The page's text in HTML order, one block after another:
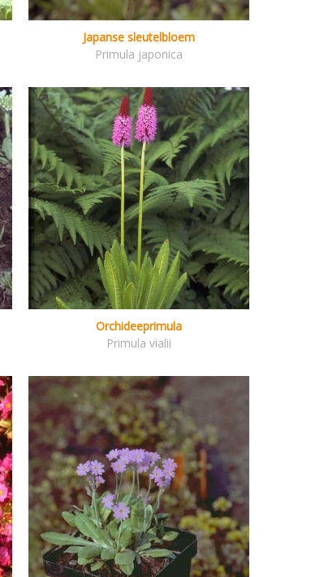
Japanse sleutelbloem
Primula japonica
Orchideeprimula
Primula vialii